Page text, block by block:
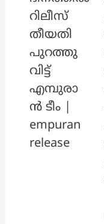
റിലീസ്
തീയതി
പുറത്തു
വിട്ട്
എമ്പുരാ
ൻ ടീം |
empuran
release